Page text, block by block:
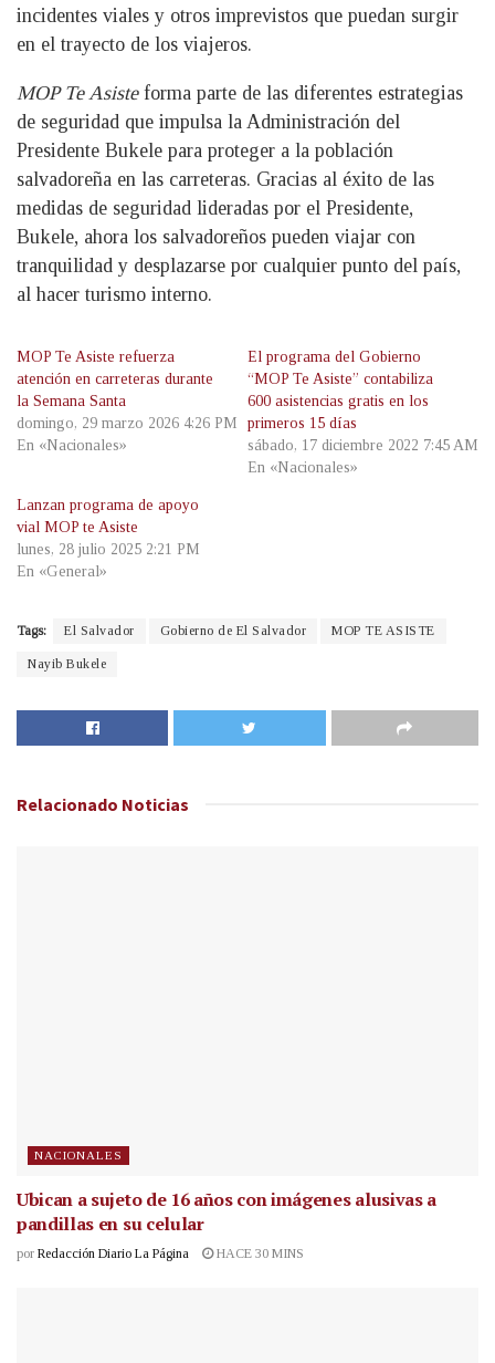
incidentes viales y otros imprevistos que puedan surgir
en el trayecto de los viajeros.
MOP Te Asisteforma parte de las diferentes estrategias
de seguridad que impulsa la Administración del
Presidente Bukele para proteger a la población
salvadoreña en las carreteras. Gracias al éxito de las
medidas de seguridad lideradas por el Presidente,
Bukele, ahora los salvadoreños pueden viajar con
tranquilidad y desplazarse por cualquier punto del país,
al hacer turismo interno.
MOP Te Asiste refuerza
atención en carreteras durante
la Semana Santa
domingo, 29 marzo 2026 4:26 PM
En «Nacionales»
El programa del Gobierno
“MOP Te Asiste” contabiliza
600 asistencias gratis en los
primeros 15 días
sábado, 17 diciembre 2022 7:45 AM
En «Nacionales»
Lanzan programa de apoyo
vial MOP te Asiste
lunes, 28 julio 2025 2:21 PM
En «General»
Tags: El Salvador Gobierno de El Salvador MOP TE ASISTE
Nayib Bukele
Relacionado Noticias
NACIONALES
Ubican a sujeto de 16 años con imágenes alusivas a
pandillas en su celular
por Redacción Diario La Página HACE 30 MINS